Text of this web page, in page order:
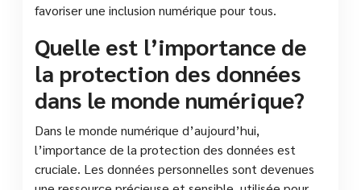
favoriser une inclusion numérique pour tous.
Quelle est l’importance de
la protection des données
dans le monde numérique?
Dans le monde numérique d’aujourd’hui,
l’importance de la protection des données est
cruciale. Les données personnelles sont devenues